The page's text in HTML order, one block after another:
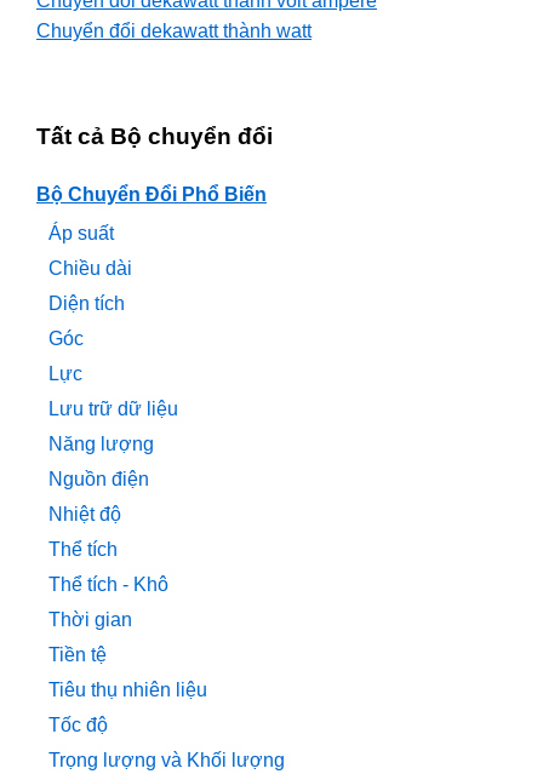
Chuyển đổi dekawatt thành watt
Tất cả Bộ chuyển đổi
Bộ Chuyển Đổi Phổ Biến
Áp suất
Chiều dài
Diện tích
Góc
Lực
Lưu trữ dữ liệu
Năng lượng
Nguồn điện
Nhiệt độ
Thể tích
Thể tích - Khô
Thời gian
Tiền tệ
Tiêu thụ nhiên liệu
Tốc độ
Trọng lượng và Khối lượng